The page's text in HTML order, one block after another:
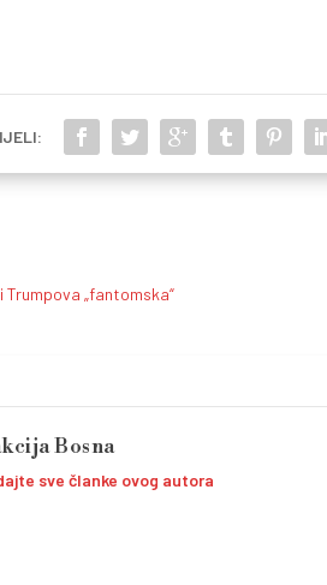
„fantomska“
Bosna
sve članke ovog autora